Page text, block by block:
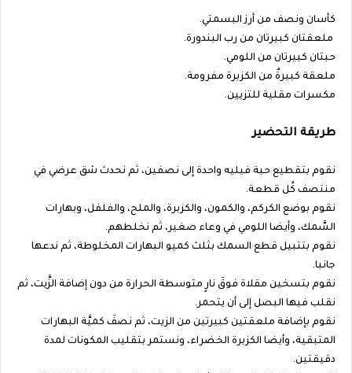
كأسان ونصف من أرز البسمتي.
ملعقتان كبيرتان من رب البندورة.
حبتان كبيرتان من اللومي.
ملعقة كبيرةٌ من الكزبرة مفرومة.
مكسرات مقلية للتزيين.
طريقة التحضير
نقوم بتقطيع حبة فيليه واحدة إلى نصفين، ثم نحدث شق عرضي في
منتصف كُل قطعة.
نقوم بوضع الكركم، والكمون، والكزبرة، والملح، والفلفل، وبهارات
السَّمك، وأيضا اللومي في وعاء صغير، ثم نخلطهم.
نقوم بتتبيل قطع السمك بثلث كميو البهارات المخلوطة، ثم ندعها
جانبا.
نقوم بتسخين مقلاة فوقَ نارٍ متوسطة الحرارة من دون إضافة الزَّيت، ثم
نقلب فيها البصل إلى أن يتحمر.
نقوم بإضافة ملعقتين كبيرتين من الزيت، ثم نصفَ كميَّة البهارات
المتبقية، وأيضا الكزبرة الخضراء، ونستمر بتقليب المكونات لمدة
دقيقتين.